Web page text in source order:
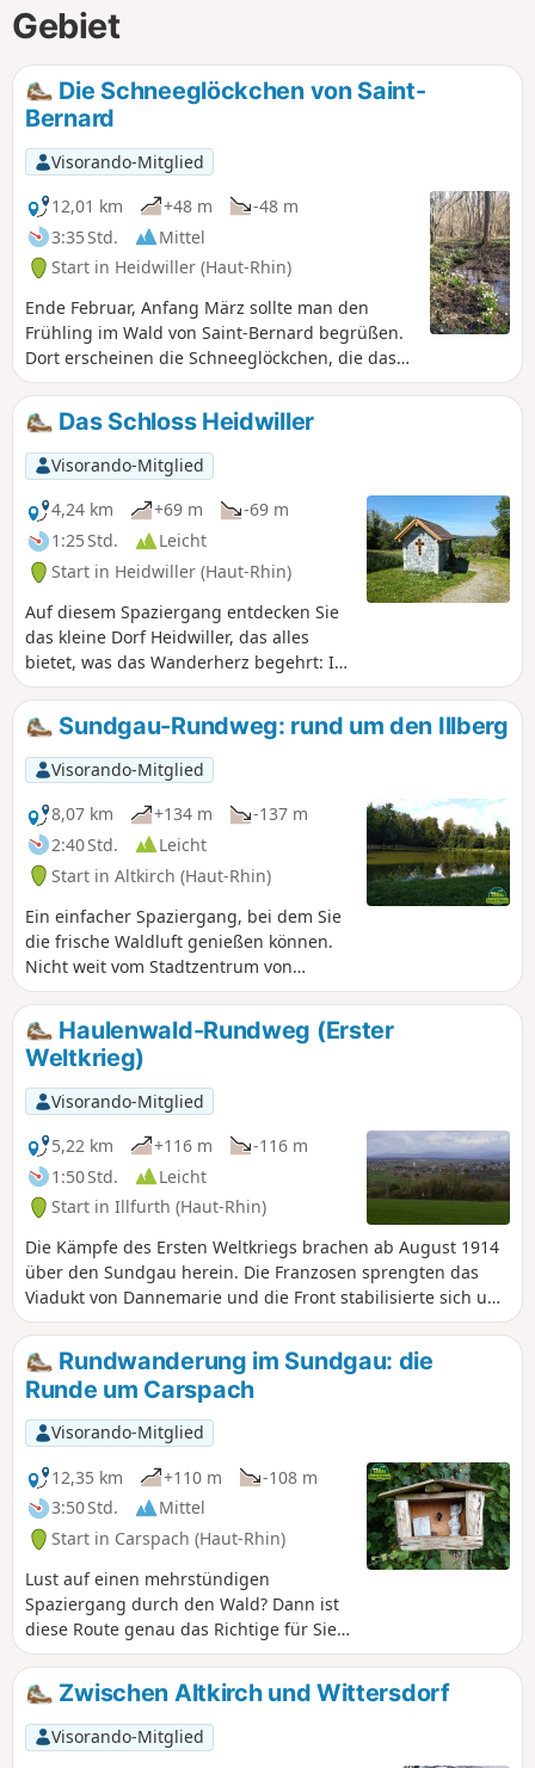
Gebiet
Die Schneeglöckchen von Saint-
Bernard
Visorando-Mitglied
12,01 km
+48 m
-48 m
3:35 Std.
Mittel
Start in Heidwiller (Haut-Rhin)
Ende Februar, Anfang März sollte man den
Frühling im Wald von Saint-Bernard begrüßen.
Dort erscheinen die Schneeglöckchen, die das
Ende des Winters ankündigen.
Das Schloss Heidwiller
Visorando-Mitglied
4,24 km
+69 m
-69 m
1:25 Std.
Leicht
Start in Heidwiller (Haut-Rhin)
Auf diesem Spaziergang entdecken Sie
das kleine Dorf Heidwiller, das alles
bietet, was das Wanderherz begehrt: Im
Zentrum steht ein fast tausendjähriges
Schloss, im Norden verläuft ein ruhiger
Kanal und im Süden erhebt sich ein
Hügel, der einen außergewöhnlichen
Ausblick auf die Region bietet. Dazu
kommen ein kleiner Lehrpfad und
abwechslungsreiche Waldwege – die
perfekte Mischung für einen
gelungenen Spaziergang!
Sundgau-Rundweg: rund um den Illberg
Visorando-Mitglied
8,07 km
+134 m
-137 m
2:40 Std.
Leicht
Start in Altkirch (Haut-Rhin)
Ein einfacher Spaziergang, bei dem Sie
die frische Waldluft genießen können.
Nicht weit vom Stadtzentrum von
Altkirch entfernt gibt es sehr schöne
Aussichtspunkte und den Erlen-Teich,
an dessen Ufer man sich gerne hinsetzt
und die Umgebung genießt...
Haulenwald-Rundweg (Erster
Weltkrieg)
Visorando-Mitglied
5,22 km
+116 m
-116 m
1:50 Std.
Leicht
Start in Illfurth (Haut-Rhin)
Die Kämpfe des Ersten Weltkriegs brachen ab August 1914
über den Sundgau herein. Die Franzosen sprengten das
Viadukt von Dannemarie und die Front stabilisierte sich und
erstreckte sich von den Vogesen bis zur Schweizer Grenze.
Die Frontlinie verlief nur wenige Kilometer von Illfurth
entfernt auf der Seite von Heidwiller. Bei dieser Wanderung
werden Sie mehrere Bunker entdecken, die verschiedenen
Zwecken dienten: Sie waren Munitionslager,
Beobachtungsposten oder Artilleriegeschütze und mehrere
Kasematten.
Rundwanderung im Sundgau: die
Runde um Carspach
Visorando-Mitglied
12,35 km
+110 m
-108 m
3:50 Std.
Mittel
Start in Carspach (Haut-Rhin)
Lust auf einen mehrstündigen
Spaziergang durch den Wald? Dann ist
diese Route genau das Richtige für Sie.
Obwohl sie keine Schwierigkeiten
bereitet, können Sie dennoch einige
„Geheimnisse“ dieses Teils des
Sundgaus entdecken und die Zeit im
Freien in vollen Zügen genießen.
Zwischen Altkirch und Wittersdorf
Visorando-Mitglied